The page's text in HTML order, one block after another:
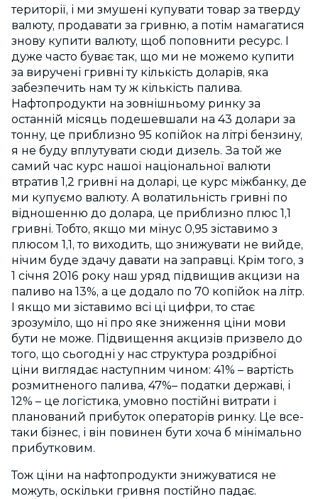
території, і ми змушені купувати товар за тверду
валюту, продавати за гривню, а потім намагатися
знову купити валюту, щоб поповнити ресурс. І
дуже часто буває так, що ми не можемо купити
за виручені гривні ту кількість доларів, яка
забезпечить нам ту ж кількість палива.
Нафтопродукти на зовнішньому ринку за
останній місяць подешевшали на 43 долари за
тонну, це приблизно 95 копійок на літрі бензину,
я не буду вплутувати сюди дизель. За той же
самий час курс нашої національної валюти
втратив 1,2 гривні на доларі, це курс міжбанку, де
ми купуємо валюту. А волатильність гривні по
відношенню до долара, це приблизно плюс 1,1
гривні. Тобто, якщо ми мінус 0,95 зіставимо з
плюсом 1,1, то виходить, що знижувати не вийде,
нічим буде здачу давати на заправці. Крім того, з
1 січня 2016 року наш уряд підвищив акцизи на
паливо на 13%, а це додало по 70 копійок на літр.
І якщо ми зіставимо всі ці цифри, то стає
зрозуміло, що ні про яке зниження ціни мови
бути не може. Підвищення акцизів призвело до
того, що сьогодні у нас структура роздрібної
ціни виглядає наступним чином: 41% – вартість
розмитненого палива, 47%– податки державі, і
12% – це логістика, умовно постійні витрати і
планований прибуток операторів ринку. Це все-
таки бізнес, і він повинен бути хоча б мінімально
прибутковим.
Тож ціни на нафтопродукти знижуватися не
можуть, оскільки гривня постійно падає.